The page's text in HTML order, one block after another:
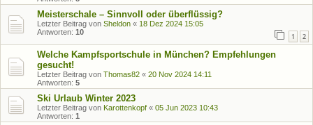
Meisterschale – Sinnvoll oder überflüssig?
Letzter Beitrag von Sheldon « 18 Dez 2024 15:05
Antworten: 10 1 2
Welche Kampfsportschule in München? Empfehlungen
gesucht!
Letzter Beitrag von Thomas82 « 20 Nov 2024 14:11
Antworten: 5
Ski Urlaub Winter 2023
Letzter Beitrag von Karottenkopf « 05 Jun 2023 10:43
Antworten: 1